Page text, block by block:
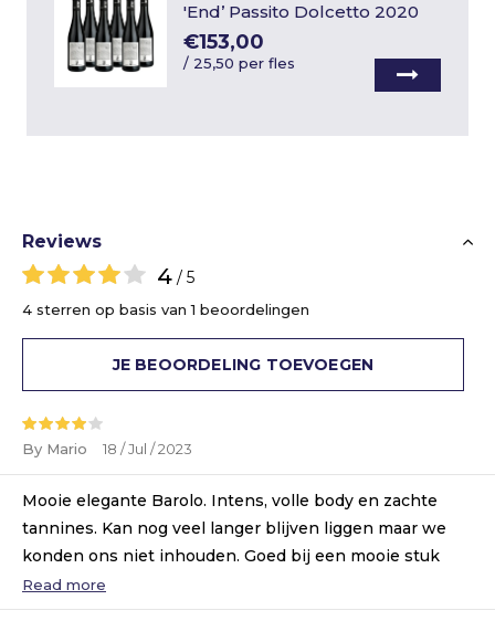
'End’ Passito Dolcetto 2020
€153,00
/ 25,50 per fles
Reviews
4 / 5
4 sterren op basis van 1 beoordelingen
JE BEOORDELING TOEVOEGEN
By Mario 18 / Jul / 2023
Mooie elegante Barolo. Intens, volle body en zachte
tannines. Kan nog veel langer blijven liggen maar we
konden ons niet inhouden. Goed bij een mooie stuk
vlees, wij hebben de green egg aangezet hiervoor. Erg
lekker!
Read more